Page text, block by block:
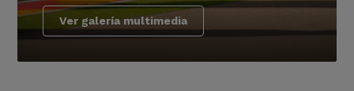
Ver galería multimedia